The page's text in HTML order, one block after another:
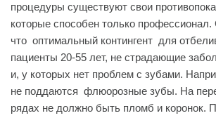
процедуры существуют свои
которые способен только профессионал.
что оптимальный контингент для
пациенты 20-55 лет, не страдающие
и, у которых нет проблем с зубами.
не поддаются флюорозные зубы. На
рядах не должно быть пломб и коронок.